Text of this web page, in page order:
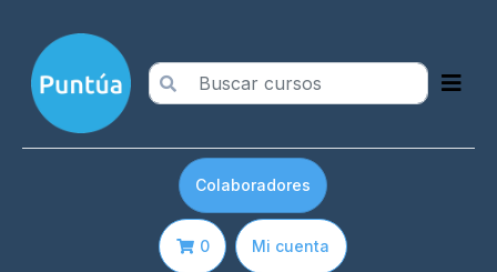
Colaboradores
0 Mi cuenta